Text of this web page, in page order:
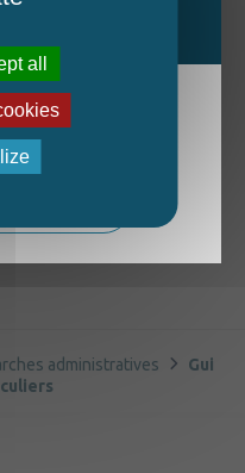
administratives
Gui
est arrivée!
all